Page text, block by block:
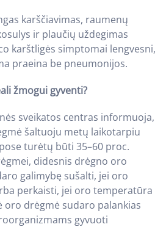
karščiavimas, raumenų
ir plaučių uždegimas
karštligės simptomai lengvesni,
praeina be pneumonijos.
žmogui gyventi?
sveikatos centras informuoja,
šaltuoju metų laikotarpiu
turėtų būti 35–60 proc.
didesnis drėgno oro
galimybę sušalti, jei oro
perkaisti, jei oro temperatūra
oro drėgmė sudaro palankias
gyvuoti